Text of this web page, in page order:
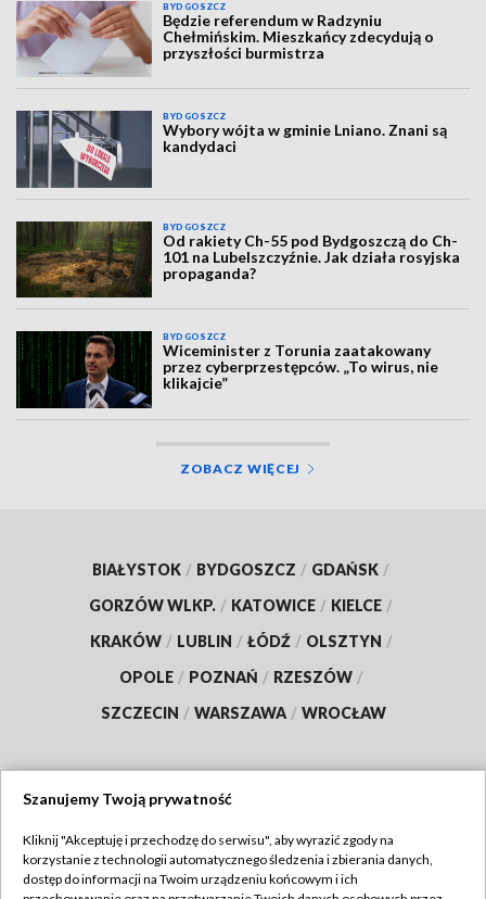
BYDGOSZCZ
Będzie referendum w Radzyniu
Chełmińskim. Mieszkańcy zdecydują o
przyszłości burmistrza
BYDGOSZCZ
Wybory wójta w gminie Lniano. Znani są
kandydaci
BYDGOSZCZ
Od rakiety Ch-55 pod Bydgoszczą do Ch-
101 na Lubelszczyźnie. Jak działa rosyjska
propaganda?
BYDGOSZCZ
Wiceminister z Torunia zaatakowany
przez cyberprzestępców. „To wirus, nie
klikajcie”
ZOBACZ WIĘCEJ
BIAŁYSTOK / BYDGOSZCZ / GDAŃSK /
GORZÓW WLKP. / KATOWICE / KIELCE /
KRAKÓW / LUBLIN / ŁÓDŹ / OLSZTYN /
OPOLE / POZNAŃ / RZESZÓW /
SZCZECIN / WARSZAWA / WROCŁAW
TVP
Szanujemy Twoją prywatność
Kliknij "Akceptuję i przechodzę do serwisu", aby wyrazić zgody na
korzystanie z technologii automatycznego śledzenia i zbierania danych,
dostęp do informacji na Twoim urządzeniu końcowym i ich